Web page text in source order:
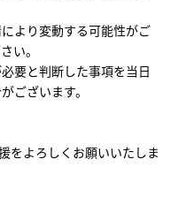
より変動する可能性がご
い。
要と判断した事項を当日
ございます。
をよろしくお願いいたしま